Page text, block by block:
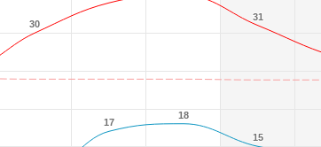
30
30
31
31
17
17
18
18
15
15